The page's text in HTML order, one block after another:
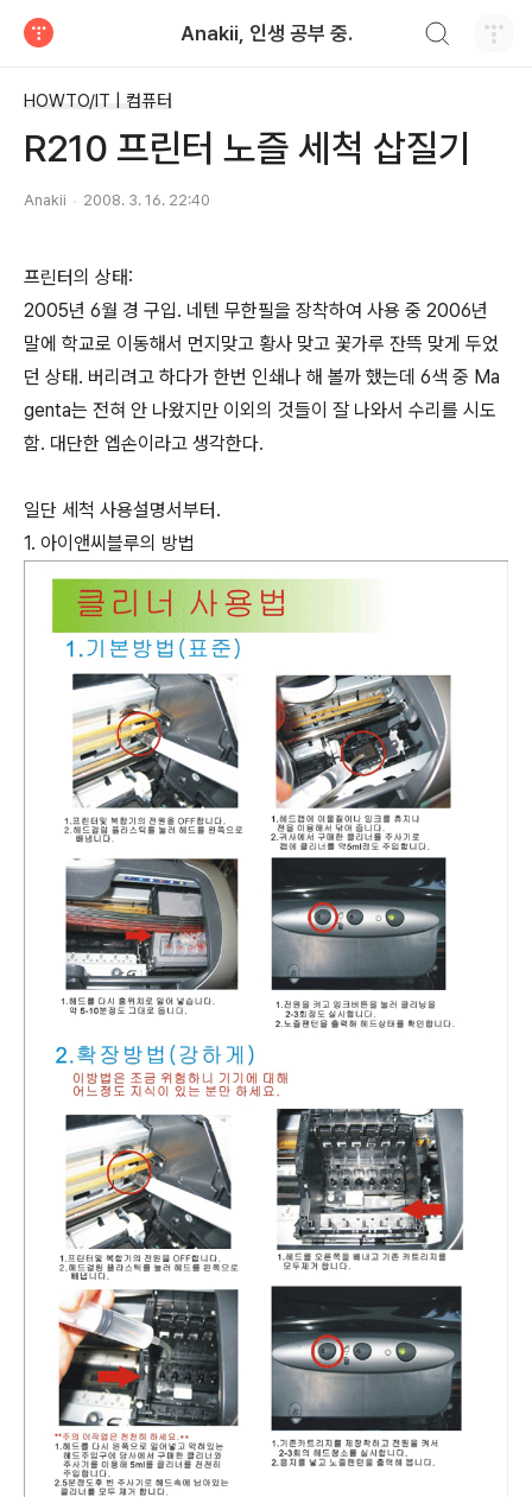
Anakii, 인생 공부 중.
HOWTO/IT | 컴퓨터
R210 프린터 노즐 세척 삽질기
Anakii 2008. 3. 16. 22:40
프린터의 상태:
2005년 6월 경 구입. 네텐 무한필을 장착하여 사용 중 2006년
말에 학교로 이동해서 먼지맞고 황사 맞고 꽃가루 잔뜩 맞게 두었
던 상태. 버리려고 하다가 한번 인쇄나 해 볼까 했는데 6색 중 Ma
genta는 전혀 안 나왔지만 이외의 것들이 잘 나와서 수리를 시도
함. 대단한 엡손이라고 생각한다.
일단 세척 사용설명서부터.
1. 아이앤씨블루의 방법